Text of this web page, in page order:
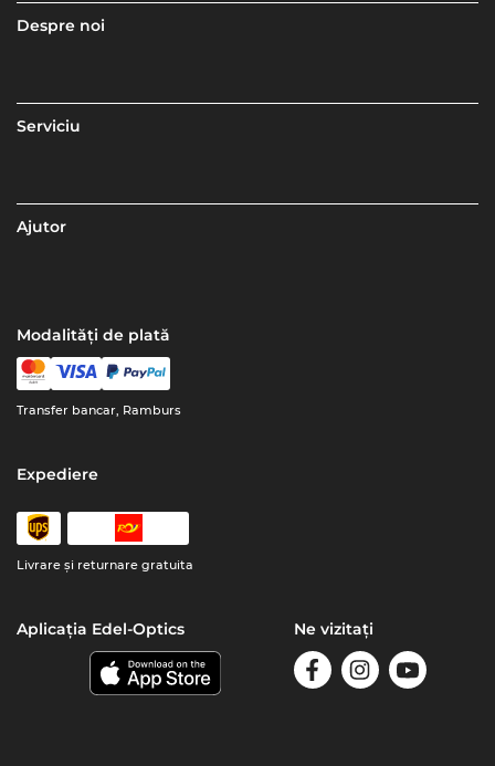
Despre noi
Serviciu
Ajutor
Modalități de plată
Transfer bancar, Ramburs
Expediere
Livrare şi returnare gratuita
Aplicația Edel-Optics Ne vizitați